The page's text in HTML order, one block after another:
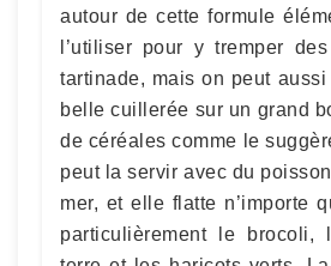
autour de cette formule
l’utiliser pour y tremper
tartinade, mais on peut
belle cuillerée sur un grand
de céréales comme le
peut la servir avec du
mer, et elle flatte n’importe
particulièrement le brocoli,